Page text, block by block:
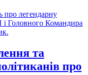
про легендарну
Головного Командира
та
про